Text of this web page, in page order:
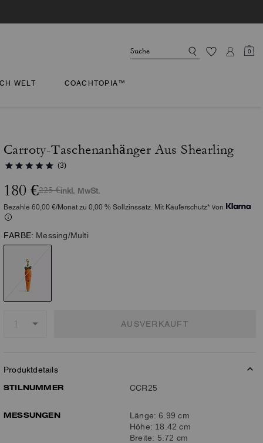
0
WELT COACHTOPIA™
Carroty-Taschenanhänger Aus Shearling
(3)
180 €225 €inkl. MwSt.
Bezahle 60,00 €/Monat zu 0,00 % Sollzinssatz. Mit Käuferschutz* von
FARBE: Messing/Multi
AUSVERKAUFT
Produktdetails
STILNUMMER
CCR25
MESSUNGEN
Länge: 6.99 cm
Höhe: 18.42 cm
Breite: 5.72 cm